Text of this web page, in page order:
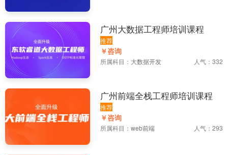
广州大数据工程师培训课程
推荐
￥咨询
所属科目： 大数据开发 人气：332
广州前端全栈工程师培训课程
推荐
￥咨询
所属科目： web前端 人气：293